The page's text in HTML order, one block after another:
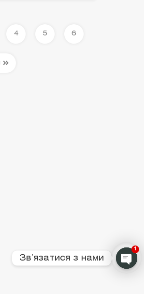
4 5 6
Звʼязатися з нами
1